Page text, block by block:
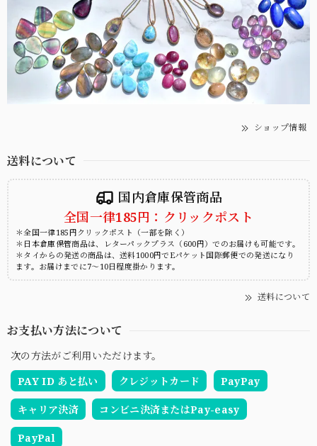
ショップ情報
送料について
国内倉庫保管商品
全国一律185円：クリックポスト
＊全国一律185円クリックポスト（一部を除く）
＊日本倉庫保管商品は、レターパックプラス（600円）でのお届けも可能です。
＊タイからの発送の商品は、送料1000円でEパケット国際郵便での発送になり
ます。お届けまでに7～10日程度掛かります。
送料について
お支払い方法について
次の方法がご利用いただけます。
PAY ID あと払い
クレジットカード PayPay
キャリア決済 コンビニ決済またはPay-easy
PayPal